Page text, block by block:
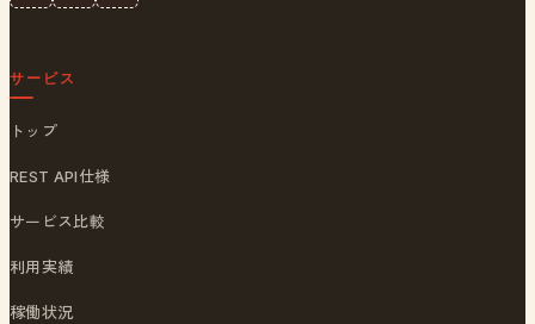
サービス
トップ
REST API仕様
サービス比較
利用実績
稼働状況